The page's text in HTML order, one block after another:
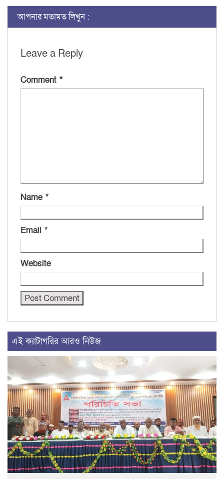
আপনার মতামত লিখুন :
Leave a Reply
Comment *
Name *
Email *
Website
এই ক্যাটাগরির আরও নিউজ